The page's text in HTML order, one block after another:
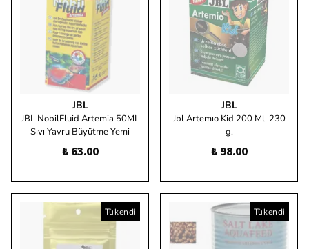
JBL
JBL NobilFluid Artemia 50ML
Sıvı Yavru Büyütme Yemi
₺ 63.00
JBL
Jbl Artemıo Kid 200 Ml-230
g.
₺ 98.00
Tükendi Tükendi